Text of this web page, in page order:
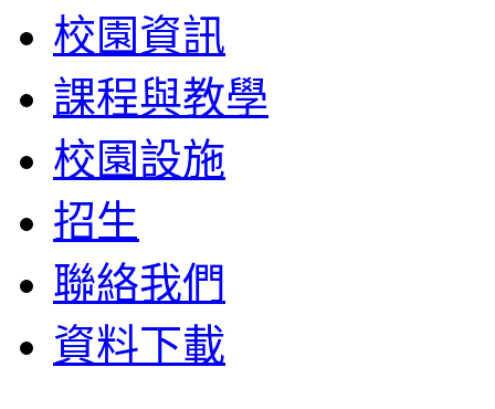
校園資訊
課程與教學
校園設施
招生
聯絡我們
資料下載